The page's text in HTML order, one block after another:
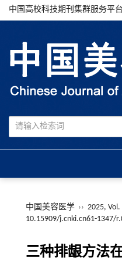
中国高校科技期刊集群服务平台
中国美容医学 ›› 2025, Vol.
10.15909/j.cnki.cn61-1347/
三种排龈方法